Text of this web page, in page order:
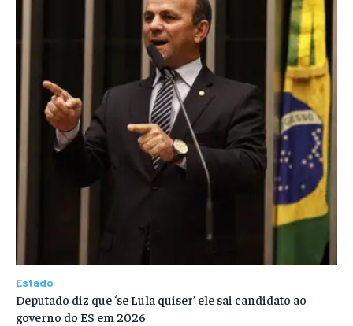
Estado
Deputado diz que ‘se Lula quiser’ ele sai candidato ao
governo do ES em 2026